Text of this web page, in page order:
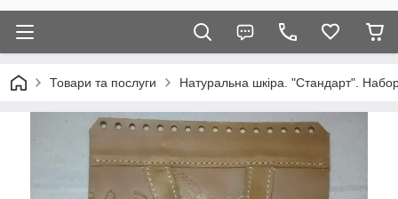
Товари та послуги Натуральна шкіра. "Стандарт".